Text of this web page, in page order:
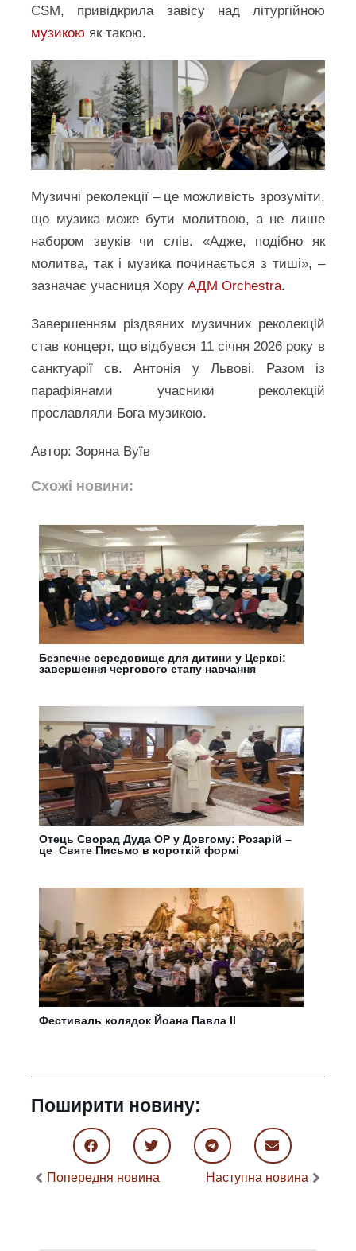
CSM, привідкрила завісу над літургійною
музикою як такою.
Музичні реколекції – це можливість зрозуміти,
що музика може бути молитвою, а не лише
набором звуків чи слів. «Адже, подібно як
молитва, так і музика починається з тиші», –
зазначає учасниця ХоруАДМ Orchestra.
Завершенням різдвяних музичних реколекцій
став концерт, що відбувся 11 січня 2026 року в
санктуарії св. Антонія у Львові. Разом із
парафіянами учасники реколекцій
прославляли Бога музикою.
Автор: Зоряна Вуїв
Схожі новини:
Безпечне середовище для дитини у Церкві:
завершення чергового етапу навчання
Отець Сворад Дуда ОР у Довгому: Розарій –
це Святе Письмо в короткій формі
Фестиваль колядок Йоана Павла ІІ
Поширити новину:
Попередня новина Наступна новина